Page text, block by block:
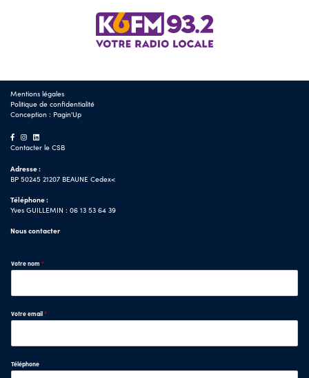
Mentions légales
Politique de confidentialité
Conception : Pagin'Up
Contacter le CSB
Adresse :
BP 50245 21207 BEAUNE Cedex<
Téléphone :
Yves GUILLEMIN : 06 13 53 64 39
Nous contacter
Votre nom *
Votre email*
Téléphone